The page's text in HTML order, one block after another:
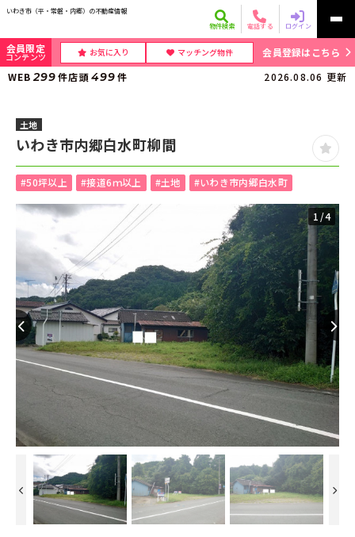
いわき市（平・常磐・内郷）の不動産情報
物件検索
電話する ログイン
会員限定
コンテンツ お気に入り マッチング物件
会員登録はこちら
WEB 299件店頭499 件 2026.08.06 更新
土地
いわき市内郷白水町柳間
#50坪以上 #接道6ｍ以上 #土地 #いわき市内郷白水町
1 /4